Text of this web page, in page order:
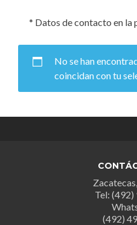
* Datos de contacto en la
No se han
coincidan con tu
Tel:
(492)